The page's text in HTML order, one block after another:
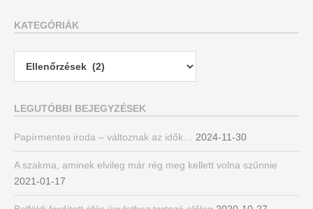
KATEGÓRIÁK
Kategóriák
LEGUTÓBBI BEJEGYZÉSEK
Papírmentes iroda – változnak az idők… 2024-11-30
A szakma, aminek elvileg már rég meg kellett volna szűnnie
2021-01-17